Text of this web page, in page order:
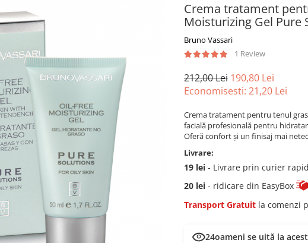
Crema tratament
Moisturizing Gel Pure
Bruno Vassari
1 Review
212,00 Lei 190,80 Lei
Economisesti: 21,20 Lei
Crema tratament pentru tenul
facială profesională pentru
Oferă confort și un finisaj mai
Livrare:
19 lei - Livrare prin curier rapid
20 lei - ridicare din EasyBox
Transport Gratuit la comenzi
24oameni se uită la